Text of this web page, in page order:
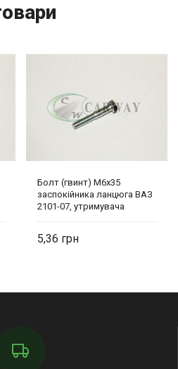
Болт (гвинт) М6х35
заспокійника ланцюга ВАЗ
2101-07, утримувача
БелЗАН
5,36